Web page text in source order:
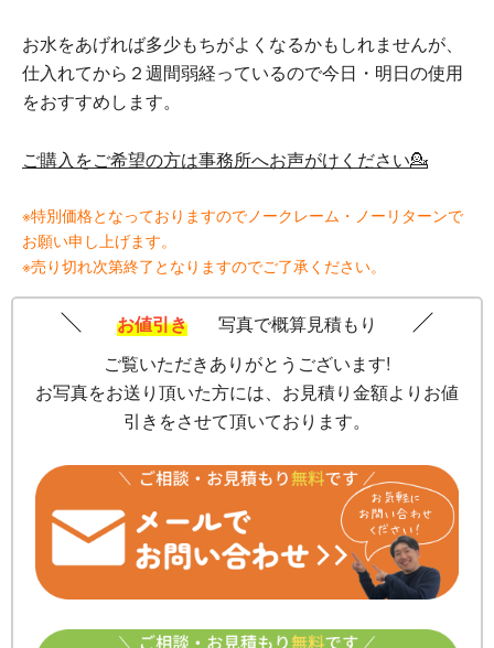
お水をあげれば多少もちがよくなるかもしれませんが、
仕入れてから２週間弱経っているので今日・明日の使用
をおすすめします。
ご購入をご希望の方は事務所へお声がけください💁
※特別価格となっておりますのでノークレーム・ノーリターンで
お願い申し上げます。
※売り切れ次第終了となりますのでご了承ください。
お値引き
写真で概算見積もり
ご覧いただきありがとうございます!
お写真をお送り頂いた方には、お見積り金額よりお値
引きをさせて頂いております。